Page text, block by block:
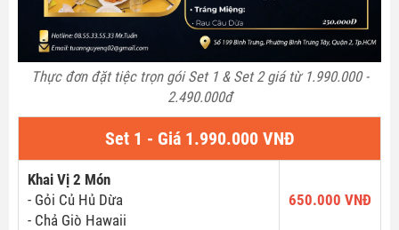
Thực đơn đặt tiệc trọn gói Set 1 & Set 2 giá từ 1.990.000 -
2.490.000đ
Set 1 - Giá 1.990.000 VNĐ
Khai Vị 2 Món
- Gỏi Củ Hủ Dừa
- Chả Giò Hawaii
650.000 VNĐ